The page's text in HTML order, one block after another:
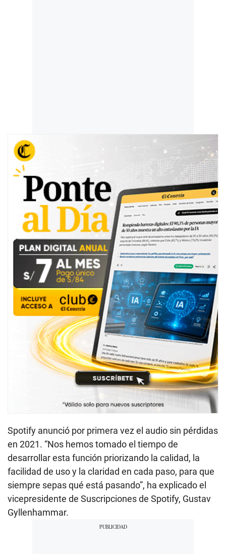
Spotify anunció por primera vez el audio sin pérdidas
en 2021. “Nos hemos tomado el tiempo de
desarrollar esta función priorizando la calidad, la
facilidad de uso y la claridad en cada paso, para que
siempre sepas qué está pasando”, ha explicado el
vicepresidente de Suscripciones de Spotify, Gustav
Gyllenhammar.